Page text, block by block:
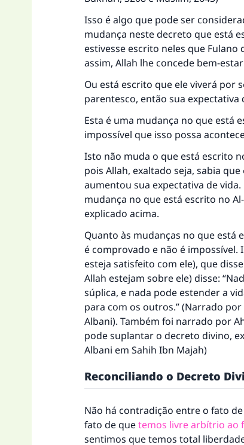
Isso é algo que pode ser
mudança neste decreto que está
estivesse escrito neles que Fulano
assim, Allah lhe concede bem-
Ou está escrito que ele viverá por
parentesco, então sua
Esta é uma mudança no que está
impossível que isso possa
Isto não muda o que está escrito
pois Allah, exaltado seja, sabia
aumentou sua expectativa de
mudança no que está escrito no
explicado acima.
Quanto às mudanças no que está
é comprovado e não é impossível.
esteja satisfeito com ele), que
Allah estejam sobre ele) disse:
súplica, e nada pode estender a
para com os outros.” (Narrado
Albani). Também foi narrado por
pode suplantar o decreto divino,
Albani em Sahih Ibn Majah)
Reconciliando o Decreto
Não há contradição entre o fato
fato de quetemos livre arbítrio ao
sentimos que temos total